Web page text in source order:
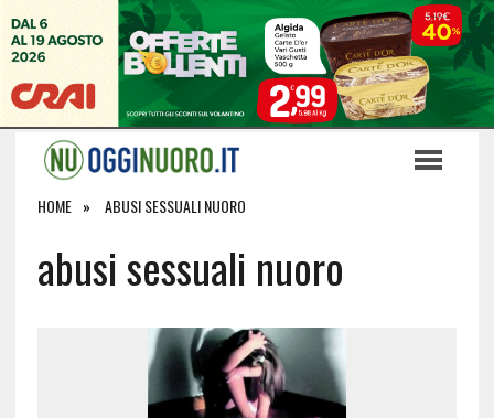
HOME ABUSI SESSUALI NUORO
abusi sessuali nuoro